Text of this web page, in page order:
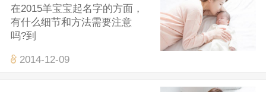
在2015羊宝宝起名字的方面，
有什么细节和方法需要注意
吗?到
2014-12-09